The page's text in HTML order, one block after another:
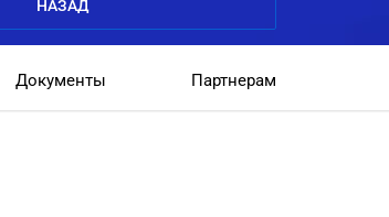
НАЗАД
Документы Партнерам